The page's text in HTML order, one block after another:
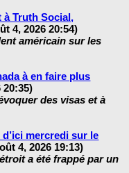
à Truth Social,
4, 2026 20:54)
américain sur les
à en faire plus
20:35)
des visas et à
mercredi sur le
4, 2026 19:13)
a été frappé par un